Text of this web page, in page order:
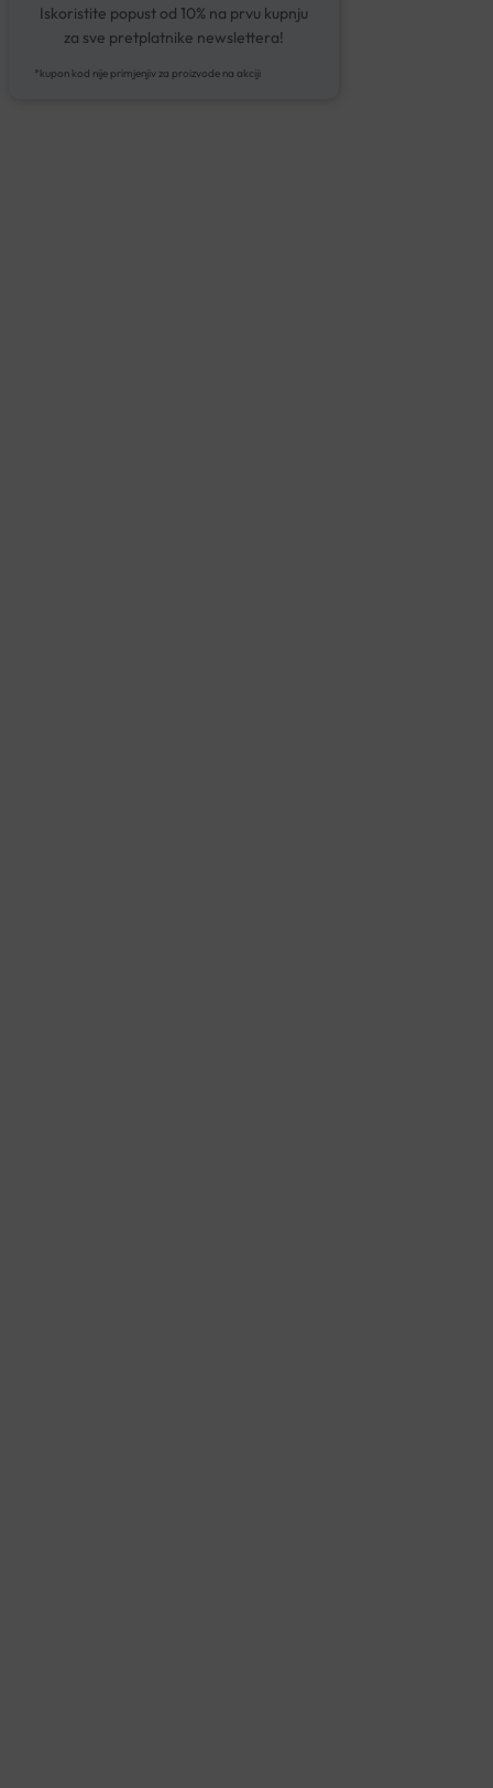
Iskoristite popust od 10% na prvu kupnju
za sve pretplatnike newslettera!
*kupon kod nije primjenjiv za proizvode na akciji